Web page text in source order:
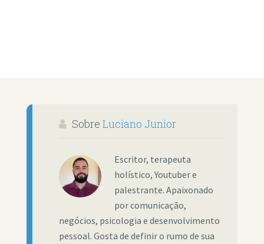
Sobre Luciano Junior
Escritor, terapeuta
holístico, Youtuber e
palestrante. Apaixonado
por comunicação,
negócios, psicologia e desenvolvimento
pessoal. Gosta de definir o rumo de sua